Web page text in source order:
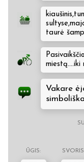
taurė
miestą....iki
Vakare
ŪGIS: